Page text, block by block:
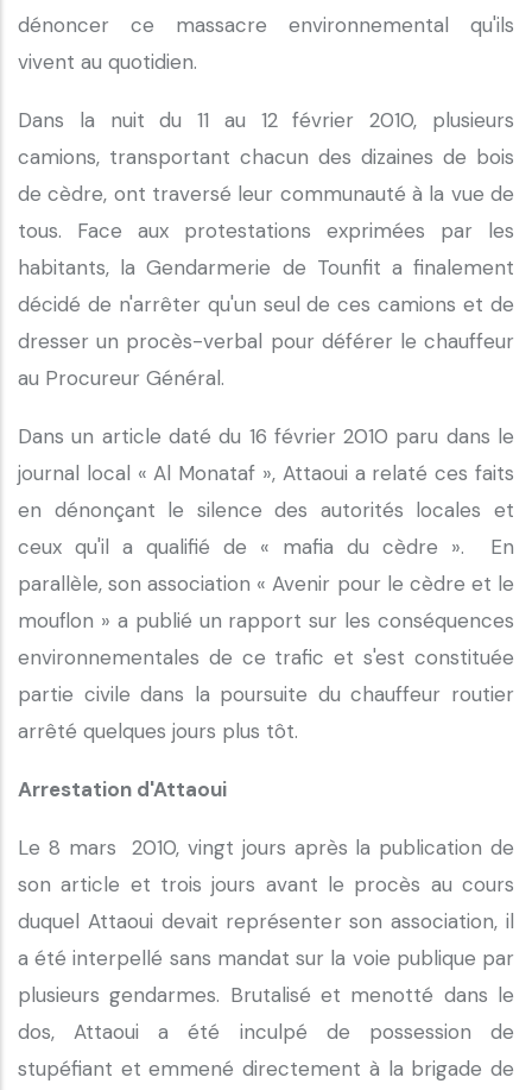
dénoncer ce massacre environnemental qu'ils
vivent au quotidien.
Dans la nuit du 11 au 12 février 2010, plusieurs
camions, transportant chacun des dizaines de bois
de cèdre, ont traversé leur communauté à la vue de
tous. Face aux protestations exprimées par les
habitants, la Gendarmerie de Tounfit a finalement
décidé de n'arrêter qu'un seul de ces camions et de
dresser un procès-verbal pour déférer le chauffeur
au Procureur Général.
Dans un article daté du 16 février 2010 paru dans le
journal local « Al Monataf », Attaoui a relaté ces faits
en dénonçant le silence des autorités locales et
ceux qu'il a qualifié de « mafia du cèdre ». En
parallèle, son association « Avenir pour le cèdre et le
mouflon » a publié un rapport sur les conséquences
environnementales de ce trafic et s'est constituée
partie civile dans la poursuite du chauffeur routier
arrêté quelques jours plus tôt.
Arrestation d'Attaoui
Le 8 mars 2010, vingt jours après la publication de
son article et trois jours avant le procès au cours
duquel Attaoui devait représenter son association, il
a été interpellé sans mandat sur la voie publique par
plusieurs gendarmes. Brutalisé et menotté dans le
dos, Attaoui a été inculpé de possession de
stupéfiant et emmené directement à la brigade de